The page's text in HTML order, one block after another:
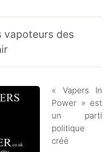
vapoteurs des
« Vapers In
Power » est
un parti
politique
créé